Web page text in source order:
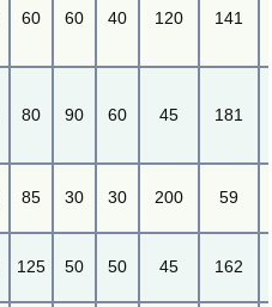
60 60 40 120 141
80 90 60 45 181
85 30 30 200 59
125 50 50 45 162